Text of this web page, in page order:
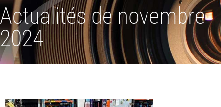
Actualités de novembre
2024